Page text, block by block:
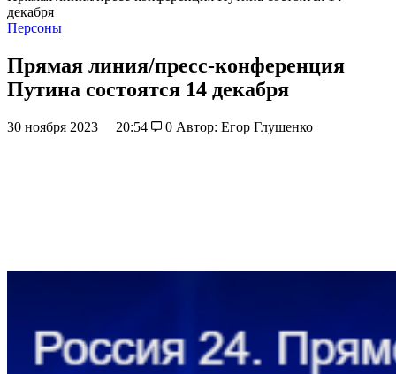
декабря
Персоны
Прямая линия/пресс-конференция
Путина состоятся 14 декабря
30 ноября 2023 20:54 0 Автор: Егор Глушенко